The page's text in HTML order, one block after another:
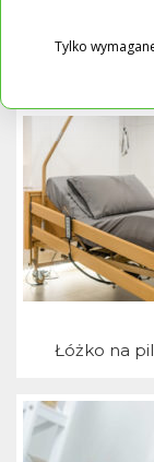
Łóżko na
Tylko